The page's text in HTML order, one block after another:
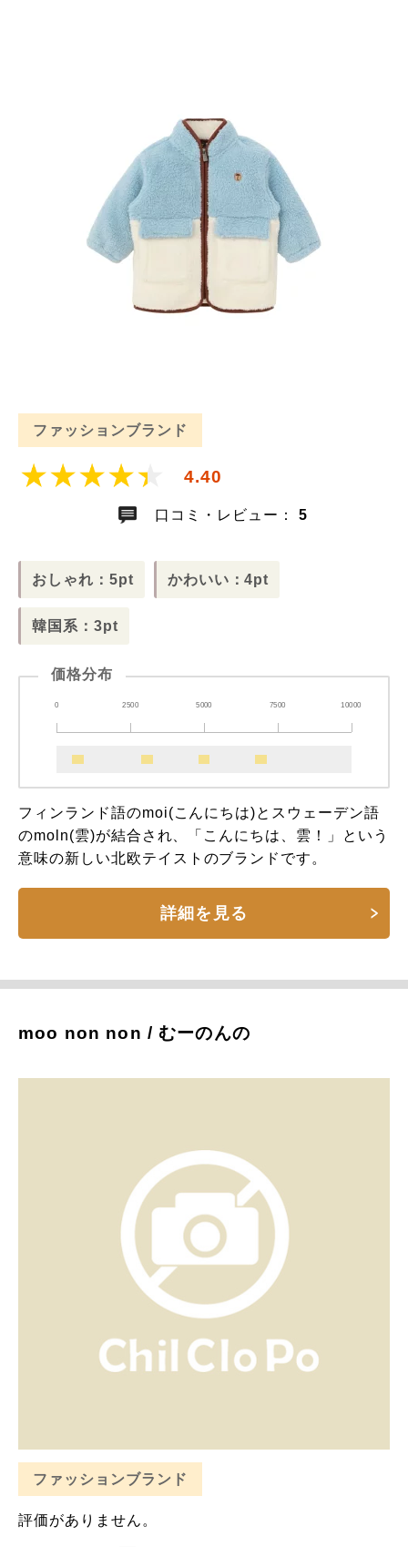
ファッションブランド
4.40
口コミ・レビュー： 5
おしゃれ：5pt かわいい：4pt
韓国系：3pt
価格分布
0 2500 5000 7500 10000
フィンランド語のmoi(こんにちは)とスウェーデン語
のmoln(雲)が結合され、「こんにちは、雲！」という
意味の新しい北欧テイストのブランドです。
詳細を見る
moo non non / むーのんの
ファッションブランド
評価がありません。